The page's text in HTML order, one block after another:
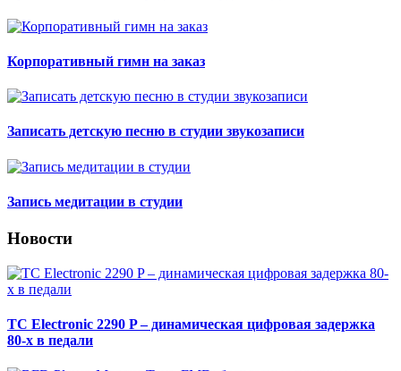
Корпоративный гимн на заказ
Записать детскую песню в студии звукозаписи
Запись медитации в студии
Новости
TC Electronic 2290 P – динамическая цифровая задержка
80-х в педали